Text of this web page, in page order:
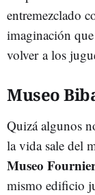
entremezclado
imaginación
volver a los
Museo
Quizá algunos
la vida sale del
Museo
mismo edificio